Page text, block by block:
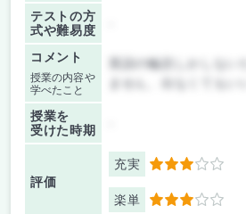
テストの方
式や難易度
コメント
授業の内容や
学べたこと
英語の輪読しかしない
授業を
受けた時期
評価
充実 3
楽単 3